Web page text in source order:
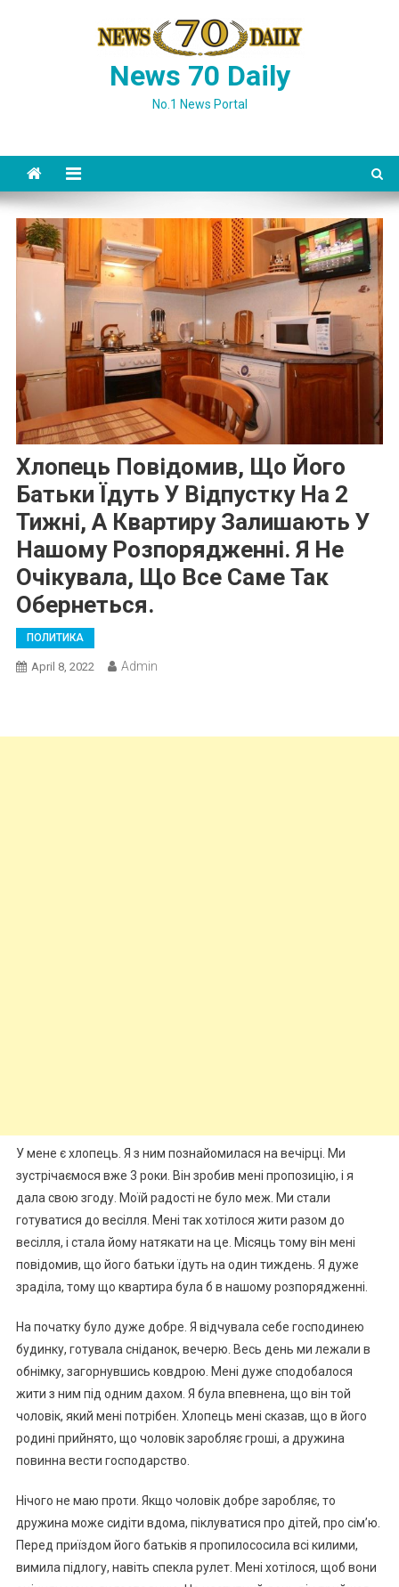
News 70 Daily
No.1 News Portal
Хлопець Повідомив, Що Його
Батьки Їдуть У Відпустку На 2
Тижні, А Квартиру Залишають У
Нашому Розпорядженні. Я Не
Очікувала, Що Все Саме Так
Обернеться.
ПОЛИТИКА
April 8, 2022 Admin
У мене є хлопець. Я з ним познайомилася на вечірці. Ми
зустрічаємося вже 3 роки. Він зробив мені пропозицію, і я
дала свою згоду. Моїй радості не було меж. Ми стали
готуватися до весілля. Мені так хотілося жити разом до
весілля, і стала йому натякати на це. Місяць тому він мені
повідомив, що його батьки їдуть на один тиждень. Я дуже
зраділа, тому що квартира була б в нашому розпорядженні.
На початку було дуже добре. Я відчувала себе господинею
будинку, готувала сніданок, вечерю. Весь день ми лежали в
обнімку, загорнувшись ковдрою. Мені дуже сподобалося
жити з ним під одним дахом. Я була впевнена, що він той
чоловік, який мені потрібен. Хлопець мені сказав, що в його
родині прийнято, що чоловік заробляє гроші, а дружина
повинна вести господарство.
Нічого не маю проти. Якщо чоловік добре заробляє, то
дружина може сидіти вдома, піклуватися про дітей, про сім’ю.
Перед приїздом його батьків я пропилососила всі килими,
вимила підлогу, навіть спекла рулет. Мені хотілося, щоб вони